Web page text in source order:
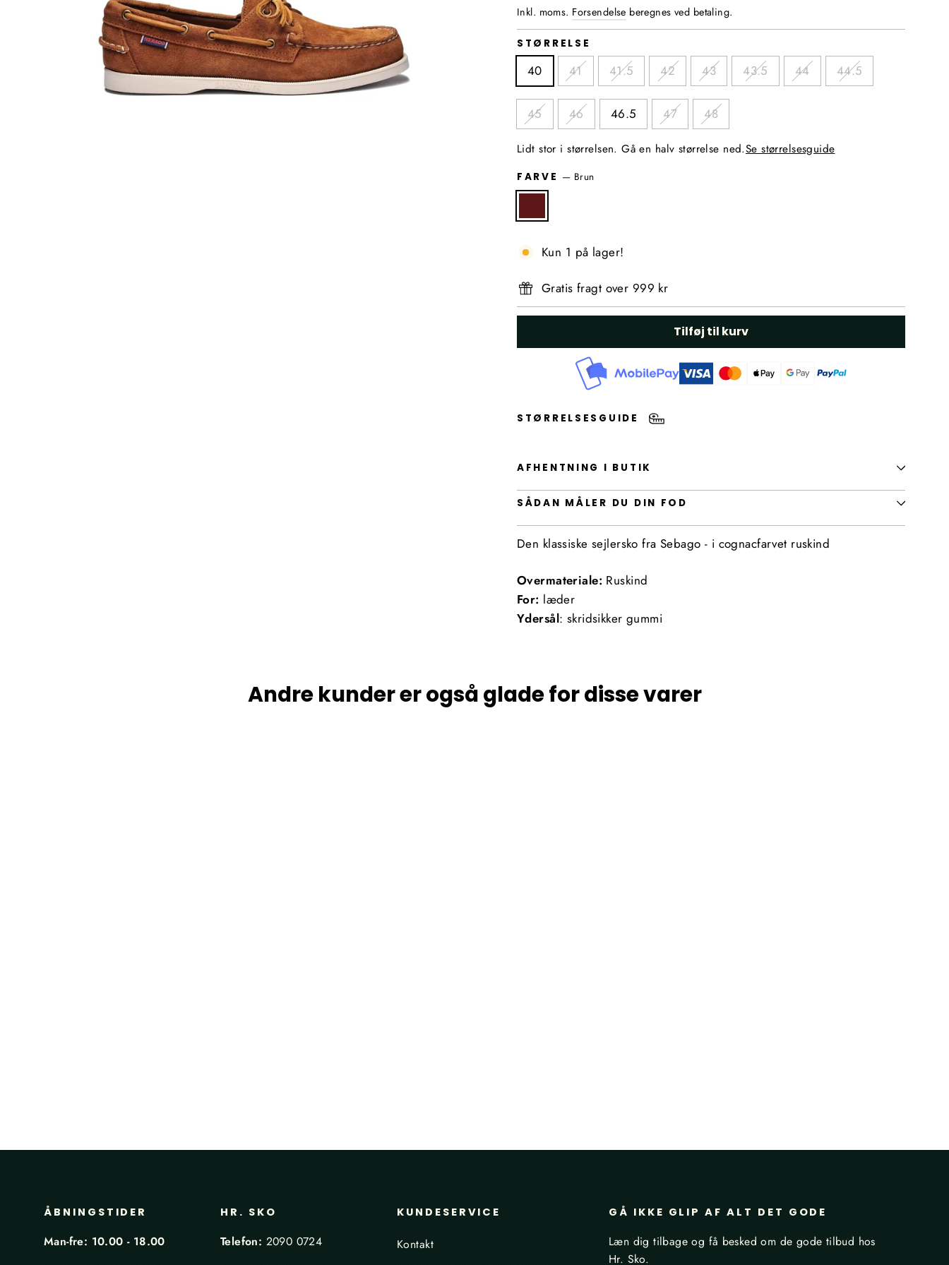
Inkl. moms. Forsendelse beregnes ved betaling.
STØRRELSE
40 41 41.5 42 43 43.5 44 44.5
45 46 46.5 47 48
Lidt stor i størrelsen. Gå en halv størrelse ned.Se størrelsesguide
FARVE — Brun
Kun 1 på lager!
Gratis fragt over 999 kr
Tilføj til kurv
STØRRELSESGUIDE
AFHENTNING I BUTIK
SÅDAN MÅLER DU DIN FOD
Den klassiske sejlersko fra Sebago - i cognacfarvet ruskind
Overmateriale: Ruskind
For: læder
Ydersål: skridsikker gummi
Andre kunder er også glade for disse varer
ÅBNINGSTIDER
Man-fre: 10.00 - 18.00
HR. SKO
Telefon: 2090 0724
KUNDESERVICE
Kontakt
GÅ IKKE GLIP AF ALT DET GODE
Læn dig tilbage og få besked om de gode tilbud hos
Hr. Sko.